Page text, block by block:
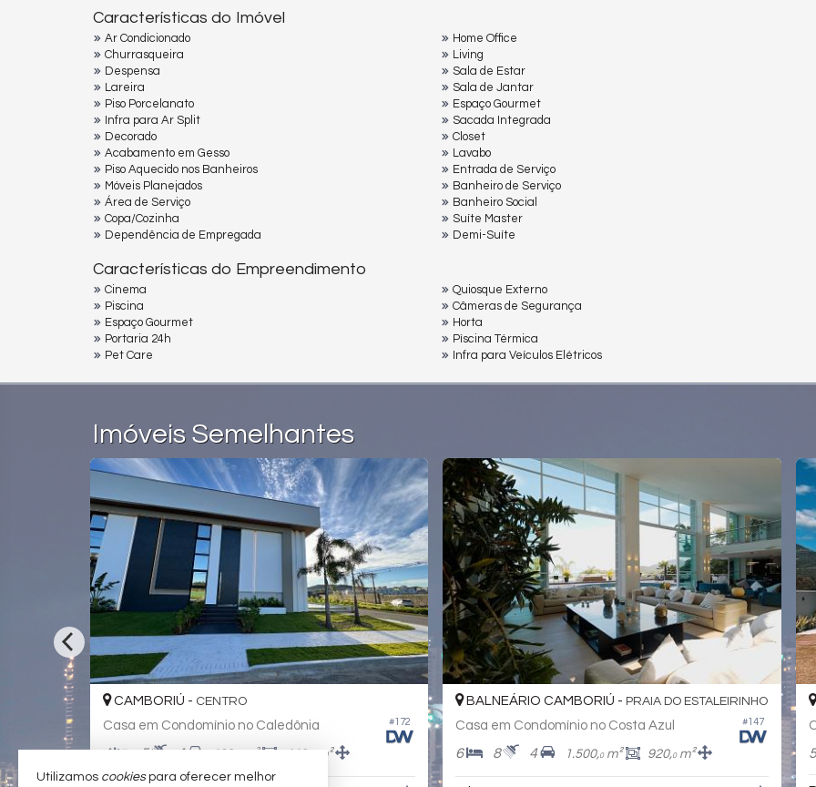
Características do Imóvel
Ar Condicionado
Churrasqueira
Despensa
Lareira
Piso Porcelanato
Infra para Ar Split
Decorado
Acabamento em Gesso
Piso Aquecido nos Banheiros
Móveis Planejados
Área de Serviço
Copa/Cozinha
Dependência de Empregada
Home Office
Living
Sala de Estar
Sala de Jantar
Espaço Gourmet
Sacada Integrada
Closet
Lavabo
Entrada de Serviço
Banheiro de Serviço
Banheiro Social
Suíte Master
Demi-Suíte
Características do Empreendimento
Cinema
Piscina
Espaço Gourmet
Portaria 24h
Pet Care
Quiosque Externo
Câmeras de Segurança
Horta
Pìscina Térmica
Infra para Veículos Elétricos
Imóveis Semelhantes
#158
CAMBORIÚ - CENTRO
Casa em Condomínio no Caledônia
5 6 3 510, m² 360, m²
#148
ITAPEMA -CENTRO
Casa em Condomínio no Plaza
6 7 10 1.747, 0 m² 1.635,0 m² 4
Utilizamos cookiespara oferecer melhor